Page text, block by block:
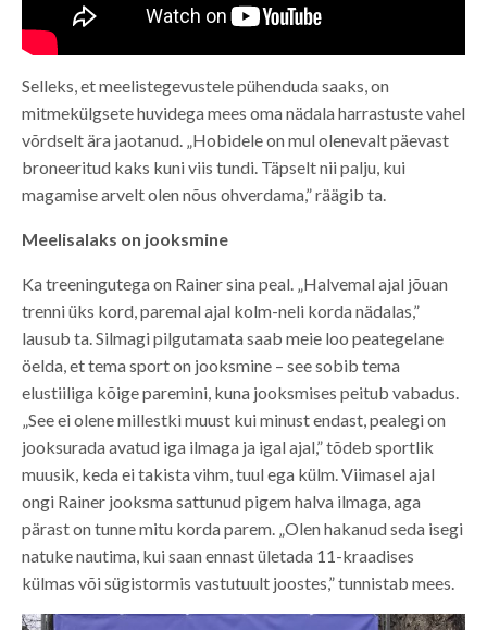
Selleks, et meelistegevustele pühenduda saaks, on
mitmekülgsete huvidega mees oma nädala harrastuste vahel
võrdselt ära jaotanud. „Hobidele on mul olenevalt päevast
broneeritud kaks kuni viis tundi. Täpselt nii palju, kui
magamise arvelt olen nõus ohverdama,” räägib ta.
Meelisalaks on jooksmine
Ka treeningutega on Rainer sina peal. „Halvemal ajal jõuan
trenni üks kord, paremal ajal kolm-neli korda nädalas,”
lausub ta. Silmagi pilgutamata saab meie loo peategelane
öelda, et tema sport on jooksmine – see sobib tema
elustiiliga kõige paremini, kuna jooksmises peitub vabadus.
„See ei olene millestki muust kui minust endast, pealegi on
jooksurada avatud iga ilmaga ja igal ajal,” tõdeb sportlik
muusik, keda ei takista vihm, tuul ega külm. Viimasel ajal
ongi Rainer jooksma sattunud pigem halva ilmaga, aga
pärast on tunne mitu korda parem. „Olen hakanud seda isegi
natuke nautima, kui saan ennast ületada 11-kraadises
külmas või sügistormis vastutuult joostes,” tunnistab mees.